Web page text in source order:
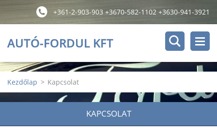
+361-2-903-903 +3670-582-1102 +3630-941-3921
AUTÓ-FORDUL KFT
Kezdőlap > Kapcsolat
KAPCSOLAT